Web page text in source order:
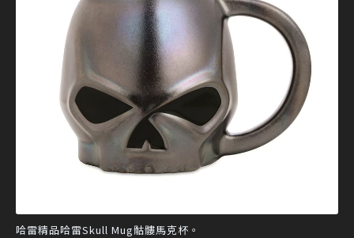
哈雷精品哈雷Skull Mug骷髏馬克杯。